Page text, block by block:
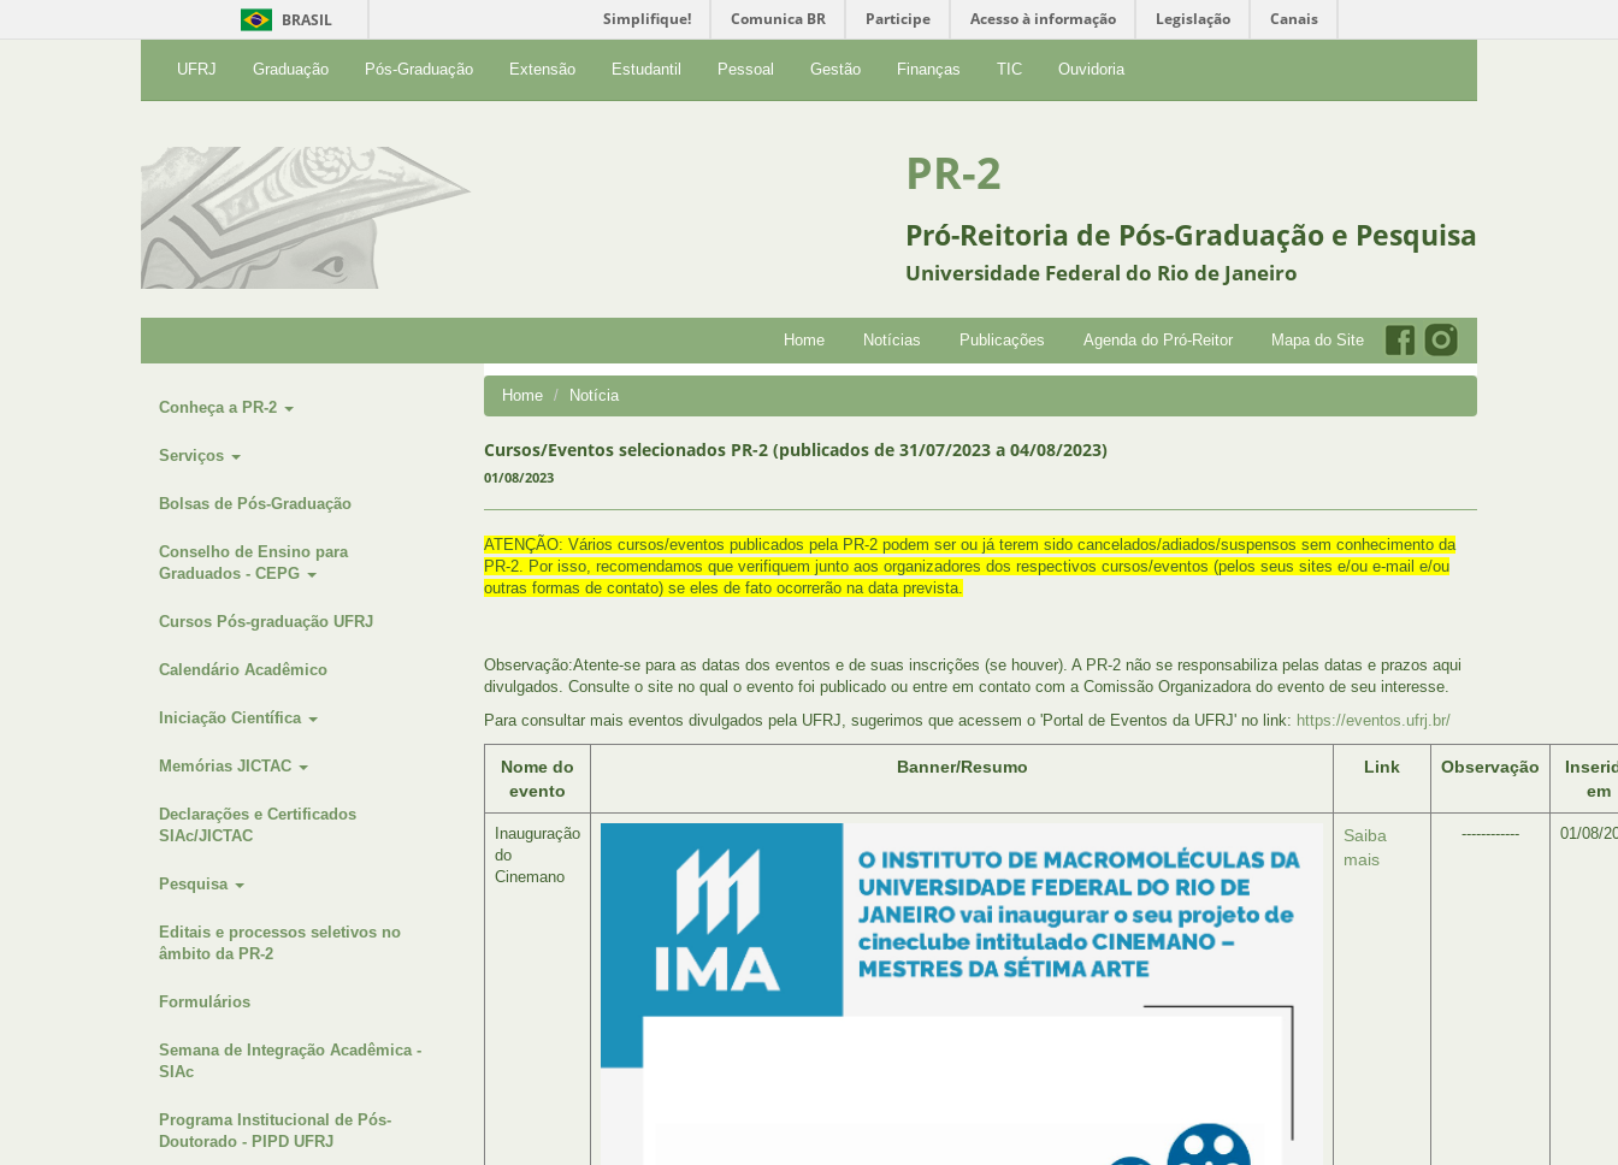
BRASIL Simplifique! Comunica BR Participe Acesso à informação Legislação Canais
UFRJ Graduação Pós-Graduação Extensão Estudantil Pessoal Gestão Finanças TIC Ouvidoria
PR-2
Pró-Reitoria de Pós-Graduação e Pesquisa
Universidade Federal do Rio de Janeiro
Home Notícias Publicações Agenda do Pró-Reitor Mapa do Site
Conheça a PR-2
Serviços
Bolsas de Pós-Graduação
Conselho de Ensino para
Graduados - CEPG
Cursos Pós-graduação UFRJ
Calendário Acadêmico
Iniciação Científica
Memórias JICTAC
Declarações e Certificados
SIAc/JICTAC
Pesquisa
Editais e processos seletivos no
âmbito da PR-2
Formulários
Semana de Integração Acadêmica -
SIAc
Programa Institucional de Pós-
Doutorado - PIPD UFRJ
Home Notícia
Cursos/Eventos selecionados PR-2 (publicados de 31/07/2023 a 04/08/2023)
01/08/2023
ATENÇÃO: Vários cursos/eventos publicados pela PR-2 podem ser ou já terem sido cancelados/adiados/suspensos sem conhecimento da
PR-2. Por isso, recomendamos que verifiquem junto aos organizadores dos respectivos cursos/eventos (pelos seus sites e/ou e-mail e/ou
outras formas de contato) se eles de fato ocorrerão na data prevista.
Observação:Atente-se para as datas dos eventos e de suas inscrições (se houver). A PR-2 não se responsabiliza pelas datas e prazos aqui
divulgados. Consulte o site no qual o evento foi publicado ou entre em contato com a Comissão Organizadora do evento de seu interesse.
Para consultar mais eventos divulgados pela UFRJ, sugerimos que acessem o 'Portal de Eventos da UFRJ' no link: https://eventos.ufrj.br/
Nome do
evento
Banner/Resumo Link Observação
em
Inauguração
do
Cinemano
Saiba
mais
------------ 01/08/